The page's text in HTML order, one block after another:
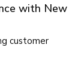
with New
customer